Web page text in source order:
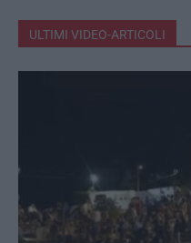
ULTIMI VIDEO-ARTICOLI